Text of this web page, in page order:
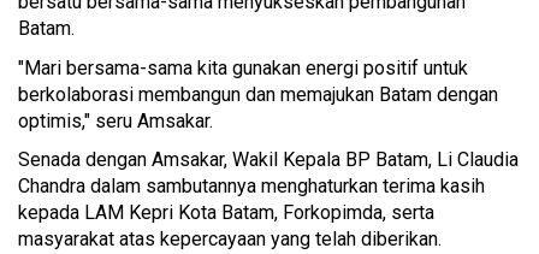
Batam.
"Mari bersama-sama kita gunakan energi positif untuk
berkolaborasi membangun dan memajukan Batam dengan
optimis," seru Amsakar.
Senada dengan Amsakar, Wakil Kepala BP Batam, Li Claudia
Chandra dalam sambutannya menghaturkan terima kasih
kepada LAM Kepri Kota Batam, Forkopimda, serta
masyarakat atas kepercayaan yang telah diberikan.